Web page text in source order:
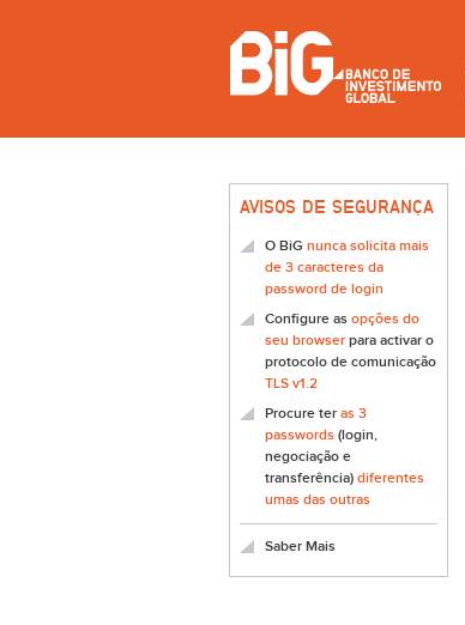
AVISOS DE SEGURANÇA
O BiG nunca solicita mais
de 3 caracteres da
password de login
Configure as opções do
seu browser para activar o
protocolo de comunicação
TLS v1.2
Procure ter as 3
passwords (login,
negociação e
transferência) diferentes
umas das outras
Saber Mais